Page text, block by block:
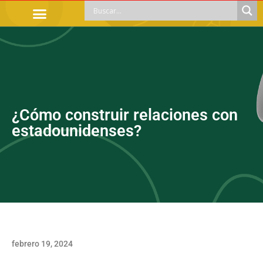
¿Cómo construir relaciones con
estadounidenses?
febrero 19, 2024